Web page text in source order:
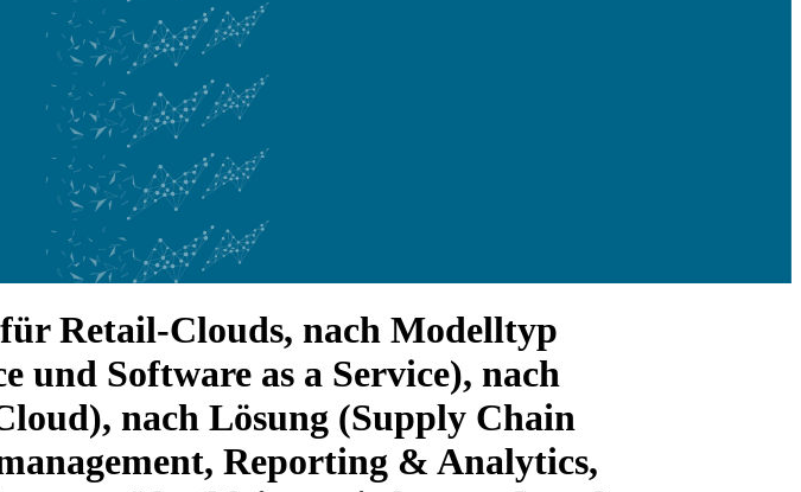
Retail-Clouds, nach Modelltyp
und Software as a Service), nach
nach Lösung (Supply Chain
Reporting & Analytics,